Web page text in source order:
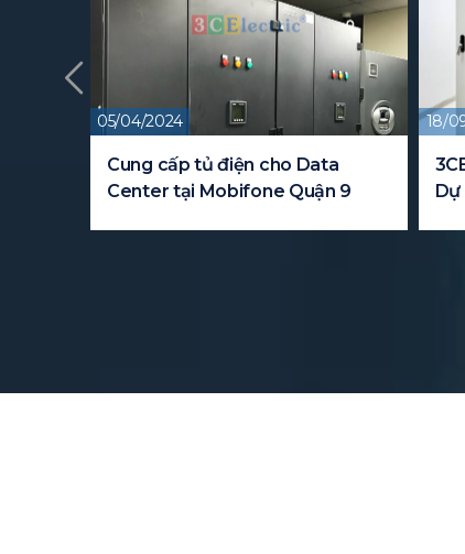
05/04/2024
Cung cấp tủ điện cho Data
Center tại Mobifone Quận 9
18/
Dự